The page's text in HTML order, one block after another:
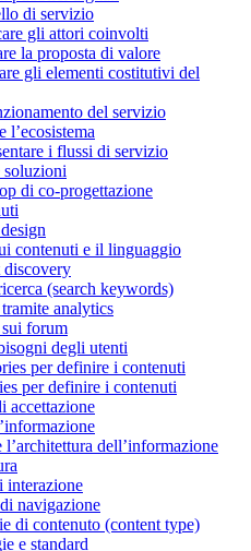
di servizio
gli attori coinvolti
la proposta di valore
gli elementi costitutivi del
del servizio
l’ecosistema
i flussi di servizio
soluzioni
di co-progettazione
contenuti e il linguaggio
discovery
(search keywords)
analytics
forum
degli utenti
per definire i contenuti
per definire i contenuti
accettazione
dell’informazione
interazione
navigazione
di contenuto (content type)
e standard